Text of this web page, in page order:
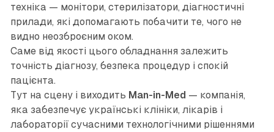
техніка — монітори, стерилізатори, діагностичні
прилади, які допомагають побачити те, чого не
видно неозброєним оком.
Саме від якості цього обладнання залежить
точність діагнозу, безпека процедур і спокій
пацієнта.
Тут на сцену і виходить Man-in-Med — компанія,
яка забезпечує українські клініки, лікарів і
лабораторії сучасними технологічними рішеннями